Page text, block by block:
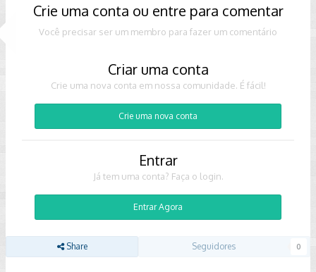
Crie uma conta ou entre para comentar
Você precisar ser um membro para fazer um comentário
Criar uma conta
Crie uma nova conta em nossa comunidade. É fácil!
Crie uma nova conta
Entrar
Já tem uma conta? Faça o login.
Entrar Agora
Share Seguidores 0